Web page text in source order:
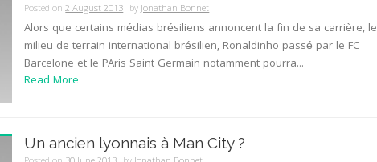
Posted on2 August 2013 byJonathan Bonnet
Alors que certains médias brésiliens annoncent la fin de sa carrière, le
milieu de terrain international brésilien, Ronaldinho passé par le FC
Barcelone et le PAris Saint Germain notamment pourra...
Read More
Un ancien lyonnais à Man City ?